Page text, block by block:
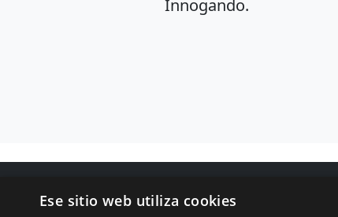
Innogando.
Ese sitio web utiliza cookies